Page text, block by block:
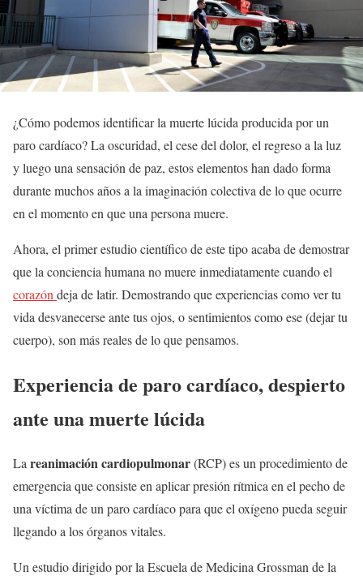
¿Cómo podemos identificar la muerte lúcida producida por un
paro cardíaco? La oscuridad, el cese del dolor, el regreso a la luz
y luego una sensación de paz, estos elementos han dado forma
durante muchos años a la imaginación colectiva de lo que ocurre
en el momento en que una persona muere.
Ahora, el primer estudio científico de este tipo acaba de demostrar
que la conciencia humana no muere inmediatamente cuando el
corazóndeja de latir. Demostrando que experiencias como ver tu
vida desvanecerse ante tus ojos, o sentimientos como ese (dejar tu
cuerpo), son más reales de lo que pensamos.
Experiencia de paro cardíaco, despierto
ante una muerte lúcida
La reanimación cardiopulmonar(RCP) es un procedimiento de
emergencia que consiste en aplicar presión rítmica en el pecho de
una víctima de un paro cardíaco para que el oxígeno pueda seguir
llegando a los órganos vitales.
Un estudio dirigido por la Escuela de Medicina Grossman de la